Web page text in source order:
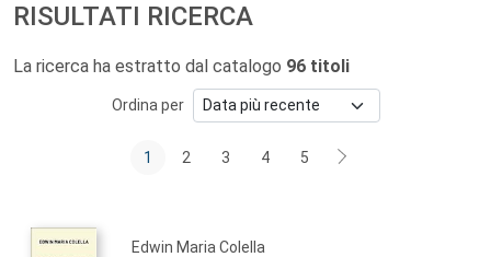
RISULTATI RICERCA
La ricerca ha estratto dal catalogo 96 titoli
Ordina per
1 2 3 4 5
Edwin Maria Colella